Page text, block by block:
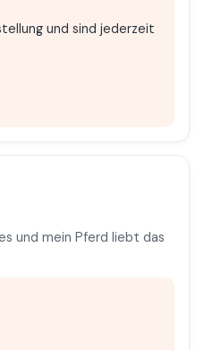
und sind jederzeit
und mein Pferd liebt das